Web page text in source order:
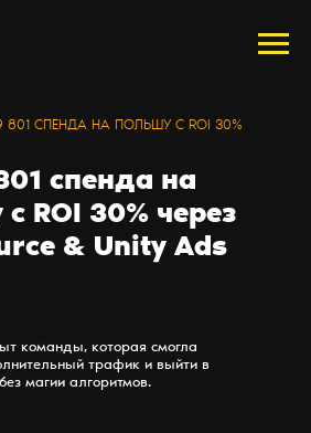
801 СПЕНДА НА ПОЛЬШУ С ROI 30%
спенда на
ROI 30% через
& Unity Ads
команды, которая смогла
трафик и выйти в
магии алгоритмов.